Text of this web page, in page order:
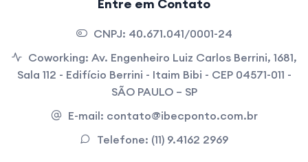
Entre em Contato
CNPJ: 40.671.041/0001-24
Coworking: Av. Engenheiro Luiz Carlos Berrini, 1681,
Sala 112 - Edifício Berrini - Itaim Bibi - CEP 04571-011 -
SÃO PAULO – SP
E-mail: contato@ibecponto.com.br
Telefone: (11) 9.4162 2969